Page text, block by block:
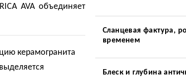
AVA объединяет
керамогранита
Сланцевая фактура,
временем
Блеск и глубина